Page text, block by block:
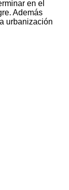
en el
Además
urbanización